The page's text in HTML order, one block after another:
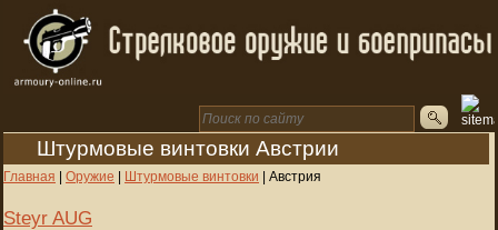
Штурмовые винтовки Австрии
Главная | Оружие | Штурмовые винтовки | Австрия
Steyr AUG